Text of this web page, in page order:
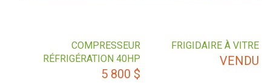
FRIGIDAIRE À VITRE
VENDU
COMPRESSEUR
RÉFRIGÉRATION 40HP
5 800 $